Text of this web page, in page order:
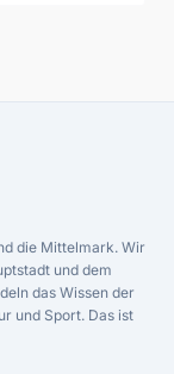
die Mittelmark. Wir
und dem
das Wissen der
und Sport. Das ist